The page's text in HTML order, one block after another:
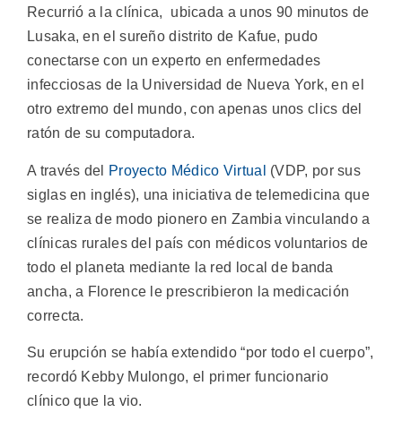
Recurrió a la clínica, ubicada a unos 90 minutos de
Lusaka, en el sureño distrito de Kafue, pudo
conectarse con un experto en enfermedades
infecciosas de la Universidad de Nueva York, en el
otro extremo del mundo, con apenas unos clics del
ratón de su computadora.
A través del Proyecto Médico Virtual
(VDP, por sus
siglas en inglés), una iniciativa de telemedicina que
se realiza de modo pionero en Zambia vinculando a
clínicas rurales del país con médicos voluntarios de
todo el planeta mediante la red local de banda
ancha, a Florence le prescribieron la medicación
correcta.
Su erupción se había extendido “por todo el cuerpo”,
recordó Kebby Mulongo, el primer funcionario
clínico que la vio.